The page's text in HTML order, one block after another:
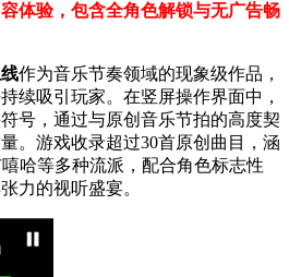
体验，包含全角色解锁与无广告畅
作为音乐节奏领域的现象级作品，
续吸引玩家。在竖屏操作界面中，
号，通过与原创音乐节拍的高度契
。游戏收录超过30首原创曲目，涵
哈等多种流派，配合角色标志性
力的视听盛宴。